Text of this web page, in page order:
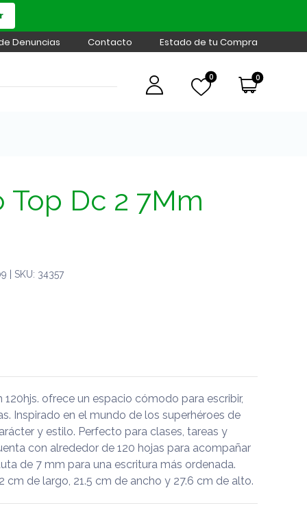
Denuncias Contacto Estado de tu Compra
0 0
Top Dc 2 7Mm
| SKU: 34357
ofrece un espacio cómodo para escribir,
Inspirado en el mundo de los superhéroes de
y estilo. Perfecto para clases, tareas y
con alrededor de 120 hojas para acompañar
de 7 mm para una escritura más ordenada.
cm de largo, 21.5 cm de ancho y 27.6 cm de alto.